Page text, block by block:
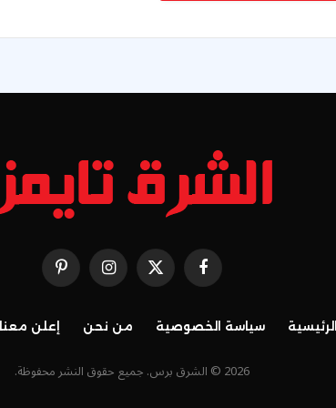
فيسبوك X
(Twitter)
الانستغرامبينتيريست
سياسة الخصوصية من نحن إعلن معنا
2026 © الشرق برس. جميع حقوق النشر محفوظة.